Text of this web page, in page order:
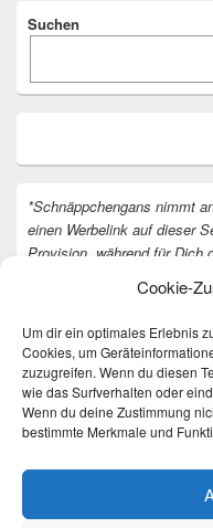
Cookie-
Um dir ein optimales Erlebnis
Cookies, um
zuzugreifen. Wenn du diesen
wie das Surfverhalten oder
Wenn du deine Zustimmung
bestimmte Merkmale und
Suchen
*Schnäppchengans nimmt
einen Werbelink auf dieser
Provision, während für Dich
Vielen Dank dafür!